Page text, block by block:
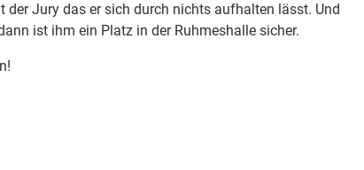
Jury das er sich durch nichts aufhalten lässt. Und
ist ihm ein Platz in der Ruhmeshalle sicher.